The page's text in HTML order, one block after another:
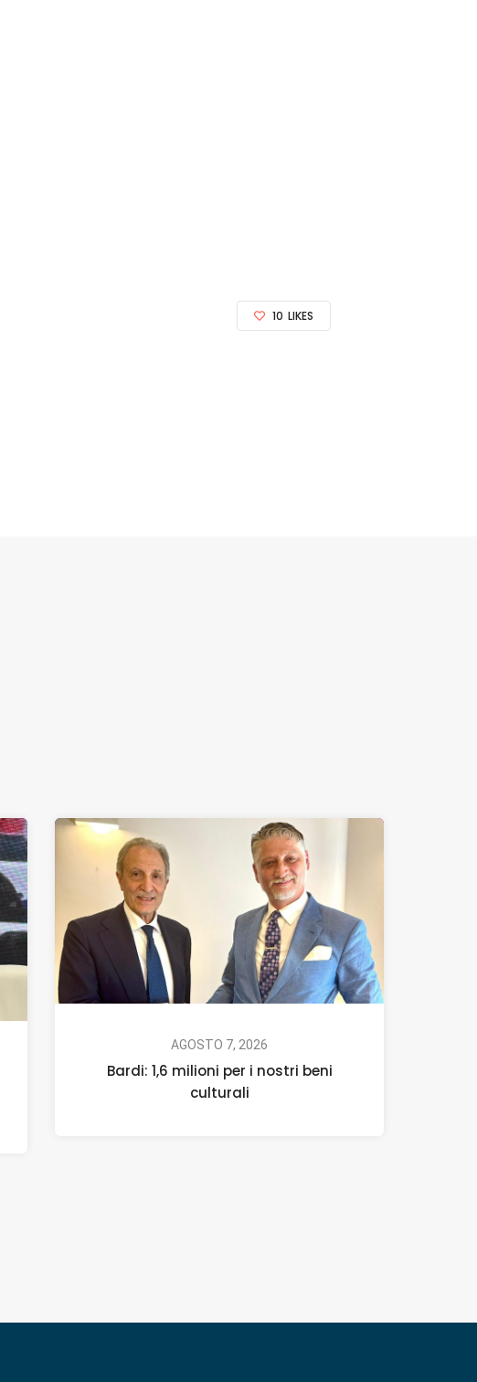
10 LIKES
AGOSTO 7, 2026
Bardi: 1,6 milioni per i nostri beni
culturali